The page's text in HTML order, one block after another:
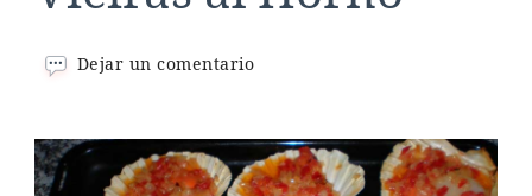
Dejar un comentarioen
Horno